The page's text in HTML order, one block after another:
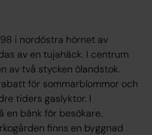
i nordöstra hörnet av
av en tujahäck. I centrum
av två stycken ölandstok.
för sommarblommor och
tiders gaslyktor. I
en bänk för besökare.
finns en byggnad